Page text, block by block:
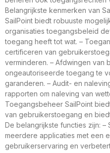
Belangrijkste kenmerken van
SailPoint biedt robuuste
organisaties toegangsbeleid
toegang heeft tot wat. –
certificeren van
verminderen. – Afdwingen van
ongeautoriseerde toegang te
garanderen. – Audit- en
rapporten om naleving van
Toegangsbeheer SailPoint
van gebruikerstoegang en
De belangrijkste functies zijn:
meerdere applicaties met een
gebruikerservaring en